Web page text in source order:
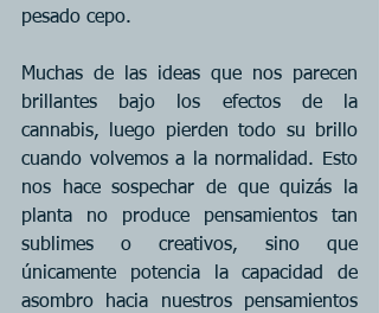
pesado cepo.
Muchas de las ideas que nos parecen
brillantes bajo los efectos de la
cannabis, luego pierden todo su brillo
cuando volvemos a la normalidad. Esto
nos hace sospechar de que quizás la
planta no produce pensamientos tan
sublimes o creativos, sino que
únicamente potencia la capacidad de
asombro hacia nuestros pensamientos